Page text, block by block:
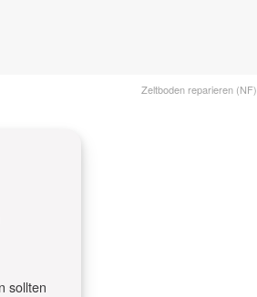
Zeltboden reparieren (NF)
sollten